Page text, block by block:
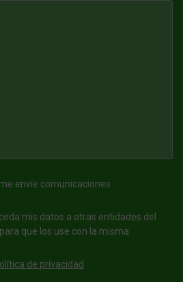
envíe comunicaciones
mis datos a otras entidades del
que los use con la misma
de privacidad